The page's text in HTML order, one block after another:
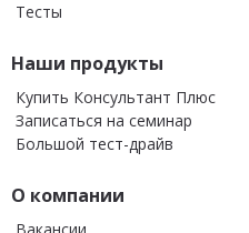
Тесты
Наши продукты
Купить Консультант Плюс
Записаться на семинар
Большой тест-драйв
О компании